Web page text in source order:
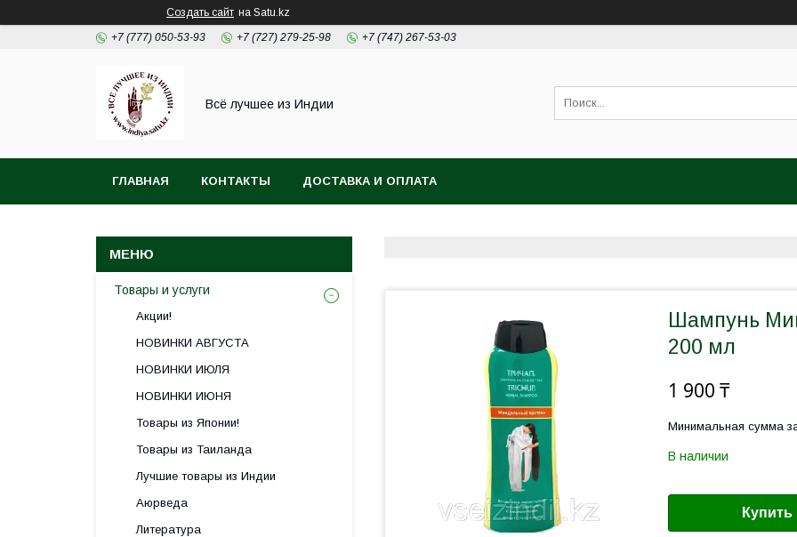
Создать сайт на Satu.kz
+7 (777) 050-53-93 +7 (727) 279-25-98 +7 (747) 267-53-03
Всё лучшее из Индии
ГЛАВНАЯ КОНТАКТЫ ДОСТАВКА И ОПЛАТА
Шампунь
200 мл
1 900 ₸
Минимальная сумма
В наличии
Купить
Товары и услуги
Акции!
НОВИНКИ АВГУСТА
НОВИНКИ ИЮЛЯ
НОВИНКИ ИЮНЯ
Товары из Японии!
Товары из Таиланда
Лучшие товары из Индии
Аюрведа
Литература